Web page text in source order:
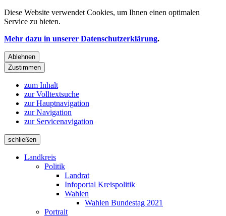
Diese Website verwendet Cookies, um Ihnen einen optimalen
Service zu bieten.
Mehr dazu in unserer Datenschutzerklärung.
Ablehnen
Zustimmen
zum Inhalt
zur Volltextsuche
zur Hauptnavigation
zur Navigation
zur Servicenavigation
schließen
Landkreis
Politik
Landrat
Infoportal Kreispolitik
Wahlen
Wahlen Bundestag 2021
Portrait